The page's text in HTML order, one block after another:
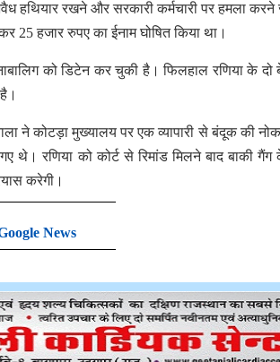
हथियार रखने और सरकारी कर्मचारी पर हमला
25 हजार रुपए का ईनाम घोषित किया था।
को डिटेन कर चुकी है। फिलहाल रणिया के
ने कोटड़ा मुख्यालय पर एक व्यापारी से बंदूक की
थे। रणिया को कोर्ट से रिमांड मिलने बाद बाकी
करेगी।
News